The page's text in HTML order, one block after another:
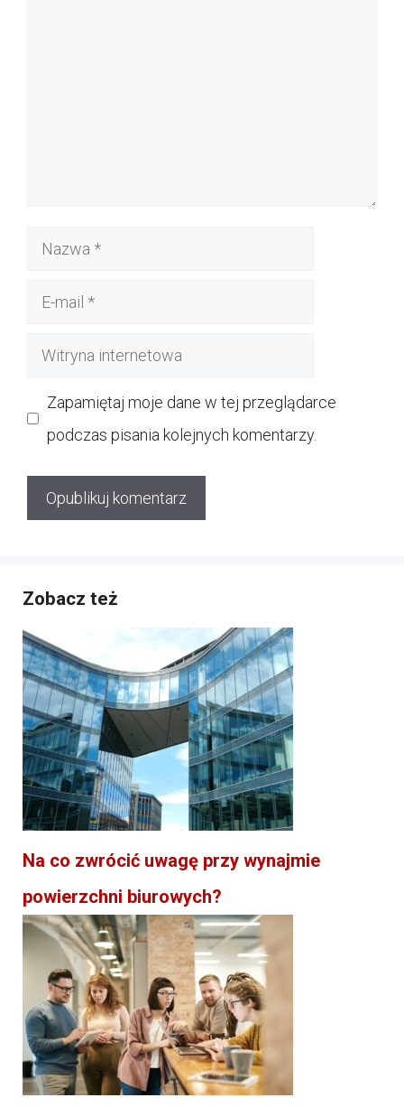
Nazwa
Witryna
Zapamiętaj moje dane w tej przeglądarce
podczas pisania kolejnych komentarzy.
Zobacz też
Na co zwrócić uwagę przy wynajmie
powierzchni biurowych?